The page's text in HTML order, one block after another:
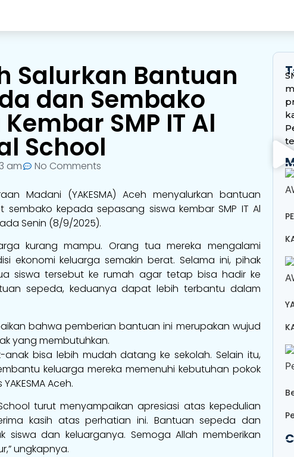
Salurkan Bantuan
dan Sembako
SMP IT Al
School
am No Comments
Madani (YAKESMA) Aceh menyalurkan bantuan
kepada sepasang siswa kembar SMP IT Al
Senin (8/9/2025).
kurang mampu. Orang tua mereka mengalami
ekonomi keluarga semakin berat. Selama ini, pihak
siswa tersebut ke rumah agar tetap bisa hadir ke
sepeda, keduanya dapat lebih terbantu dalam
bahwa pemberian bantuan ini merupakan wujud
yang membutuhkan.
anak bisa lebih mudah datang ke sekolah. Selain itu,
keluarga mereka memenuhi kebutuhan pokok
Aceh.
turut menyampaikan apresiasi atas kepedulian
kasih atas perhatian ini. Bantuan sepeda dan
dan keluarganya. Semoga Allah memberikan
ungkapnya.